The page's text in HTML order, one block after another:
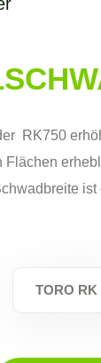
RK750
Flächen
TORO RK